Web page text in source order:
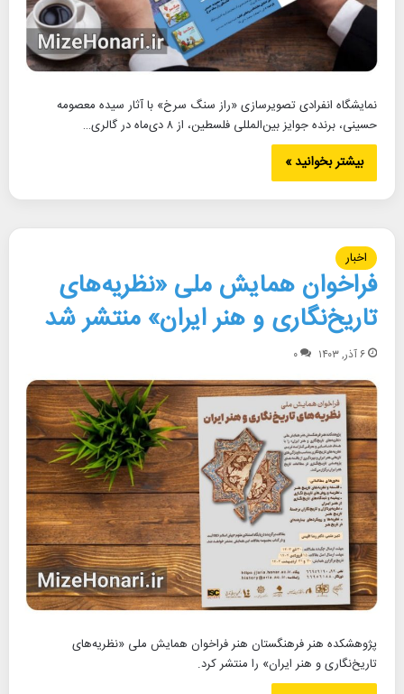
نمایشگاه انفرادی تصویرسازی «راز سنگ سرخ» با آثار سیده معصومه
حسینی، برنده جوایز بین‌المللی فلسطین، از ۸ دی‌ماه در گالری…
بیشتر بخوانید »
اخبار
فراخوان همایش ملی «نظریه‌های
تاریخ‌نگاری و هنر ایران» منتشر شد
۶ آذر, ۱۴۰۳ ۰
پژوهشکده هنر فرهنگستان هنر فراخوان همایش ملی «نظریه‌های
تاریخ‌نگاری و هنر ایران» را منتشر کرد.